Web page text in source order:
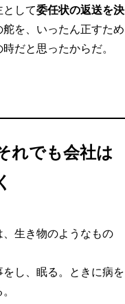
として委任状の返送を決
舵を、いったん正すため
だと思ったからだ。
れでも会社は
生き物のようなもの
をし、眠る。ときに病を